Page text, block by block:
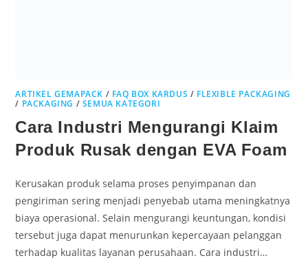
ARTIKEL GEMAPACK / FAQ BOX KARDUS / FLEXIBLE PACKAGING
/ PACKAGING / SEMUA KATEGORI
Cara Industri Mengurangi Klaim
Produk Rusak dengan EVA Foam
Kerusakan produk selama proses penyimpanan dan
pengiriman sering menjadi penyebab utama meningkatnya
biaya operasional. Selain mengurangi keuntungan, kondisi
tersebut juga dapat menurunkan kepercayaan pelanggan
terhadap kualitas layanan perusahaan. Cara industri…